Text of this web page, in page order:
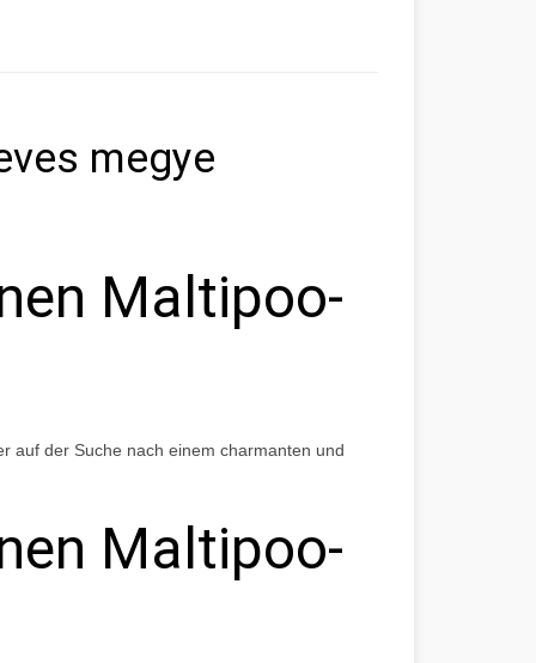
megye
Maltipoo-
auf der Suche nach einem charmanten und
Maltipoo-